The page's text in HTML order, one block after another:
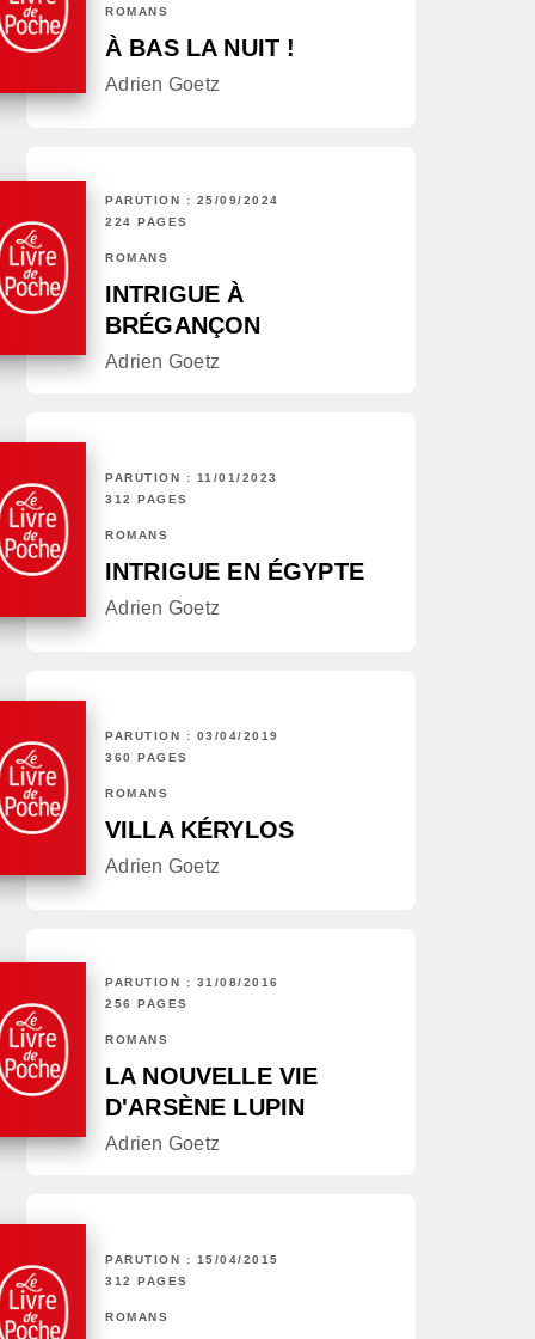
ROMANS
À BAS LA NUIT !
Adrien Goetz
PARUTION : 25/09/2024
224 PAGES
ROMANS
INTRIGUE À
BRÉGANÇON
Adrien Goetz
PARUTION : 11/01/2023
312 PAGES
ROMANS
INTRIGUE EN ÉGYPTE
Adrien Goetz
PARUTION : 03/04/2019
360 PAGES
ROMANS
VILLA KÉRYLOS
Adrien Goetz
PARUTION : 31/08/2016
256 PAGES
ROMANS
LA NOUVELLE VIE
D'ARSÈNE LUPIN
Adrien Goetz
PARUTION : 15/04/2015
312 PAGES
ROMANS